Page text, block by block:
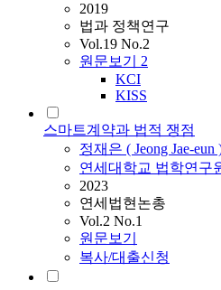
2019
법과 정책연구
Vol.19 No.2
원문보기 2
KCI
KISS
스마트계약과 법적 쟁점
정재은 ( Jeong Jae-eun
연세대학교 법학연구
2023
연세법현논총
Vol.2 No.1
원문보기
복사/대출신청